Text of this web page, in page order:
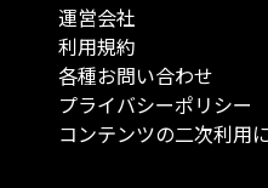
運営会社
利用規約
各種お問い合わせ
プライバシーポリシー
コンテンツの二次利用